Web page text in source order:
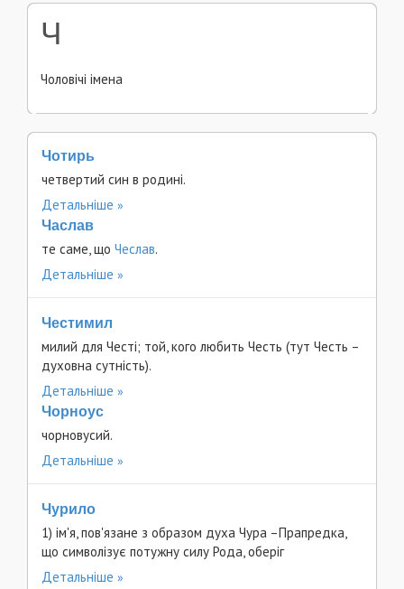
Ч
Чоловічі імена
Чотирь
четвертий син в родині.
Детальніше
Часлав
те саме, що Чеслав.
Детальніше
Честимил
милий для Честі; той, кого любить Честь (тут Честь –
духовна сутність).
Детальніше
Чорноус
чорновусий.
Детальніше
Чурило
1) ім'я, пов'язане з образом духа Чура –Прапредка,
що символізує потужну силу Рода, оберіг
Детальніше